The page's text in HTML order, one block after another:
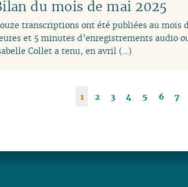
du mois de mai 2025
transcriptions ont été publiées au mois
et 5 minutes d’enregistrements audio
Collet a tenu, en avril (…)
1 2 3 4 5 6 7